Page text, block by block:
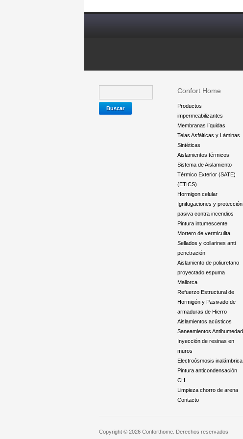
Confort Home
Productos
impermeabilizantes
Membranas líquidas
Telas Asfálticas y Láminas
Sintéticas
Aislamientos térmicos
Sistema de Aislamiento
Térmico Exterior (SATE)
(ETICS)
Hormigon celular
Ignifugaciones y protección
pasiva contra incendios
Pintura intumescente
Mortero de vermiculita
Sellados y collarines anti
penetración
Aislamiento de poliuretano
proyectado espuma
Mallorca
Refuerzo Estructural de
Hormigón y Pasivado de
armaduras de Hierro
Aislamientos acústicos
Saneamientos Antihumedad
Inyección de resinas en
muros
Electroósmosis inalámbrica
Pintura anticondensación
CH
Limpieza chorro de arena
Contacto
Copyright © 2026 Conforthome. Derechos reservados